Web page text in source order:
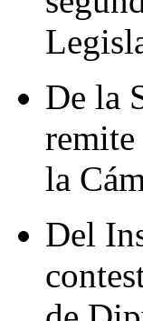
De la
remite
la
Del